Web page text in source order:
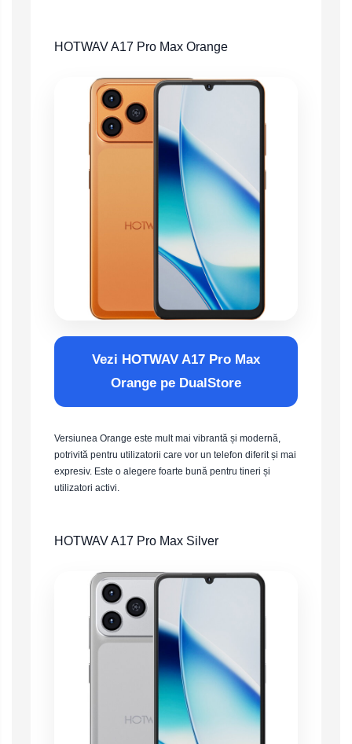
HOTWAV A17 Pro Max Orange
Vezi HOTWAV A17 Pro Max
Orange pe DualStore
Versiunea Orange este mult mai vibrantă și modernă,
potrivită pentru utilizatorii care vor un telefon diferit și mai
expresiv. Este o alegere foarte bună pentru tineri și
utilizatori activi.
HOTWAV A17 Pro Max Silver